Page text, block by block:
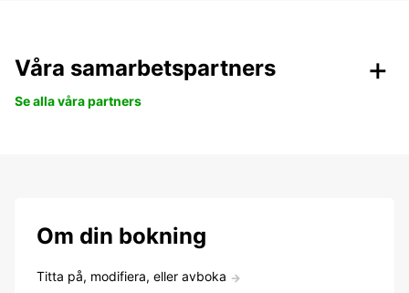
Våra samarbetspartners
Se alla våra partners
Om din bokning
Titta på, modifiera, eller avboka